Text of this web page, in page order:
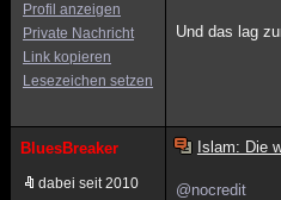
Profil anzeigen
Private Nachricht
Link kopieren
Lesezeichen setzen
Und das lag
BluesBreaker
dabei seit 2010
Islam: Die
@nocredit